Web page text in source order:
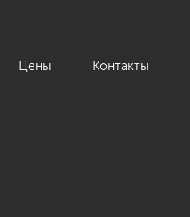
Цены Контакты